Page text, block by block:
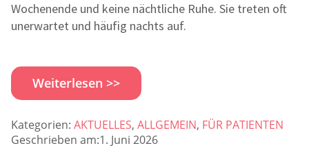
Wochenende und keine nächtliche Ruhe. Sie treten oft
unerwartet und häufig nachts auf.
Weiterlesen >>
Kategorien: AKTUELLES, ALLGEMEIN, FÜR PATIENTEN
Geschrieben am:1. Juni 2026